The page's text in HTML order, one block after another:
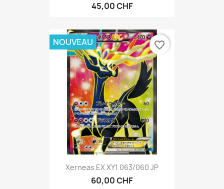
45,00 CHF
Xerneas EX XY1 063/060 JP
60,00 CHF
NOUVEAU favorite_border